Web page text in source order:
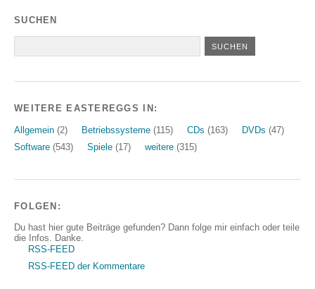
SUCHEN
WEITERE EASTEREGGS IN:
Allgemein (2) Betriebssysteme (115) CDs (163) DVDs (47)
Software (543) Spiele (17) weitere (315)
FOLGEN:
Du hast hier gute Beiträge gefunden? Dann folge mir einfach oder teile
die Infos. Danke.
RSS-FEED
RSS-FEED der Kommentare